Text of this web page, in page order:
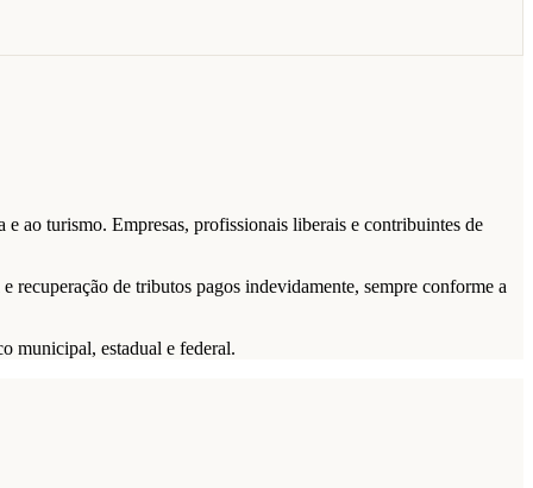
ao turismo. Empresas, profissionais liberais e contribuintes de
de tributos pagos indevidamente, sempre conforme a
municipal, estadual e federal.